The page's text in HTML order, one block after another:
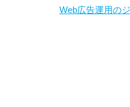
Web広告運用の